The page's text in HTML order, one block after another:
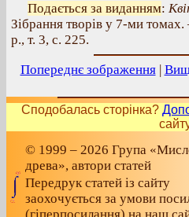
Подається за виданням:
Зібрання творів у 7-ми
р., т. 3, с. 225.
Попереднє зображення|
Сподобалась сторінка?
© 1999 – 2026 Група
древа», автори статей
Передрук статей із сайту
заохочується за умови